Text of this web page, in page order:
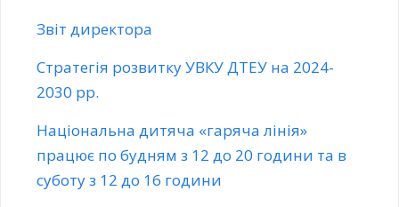
Звіт директора
Стратегія розвитку УВКУ ДТЕУ на 2024-
2030 рр.
Національна дитяча «гаряча лінія»
працює по будням з 12 до 20 години та в
суботу з 12 до 16 години